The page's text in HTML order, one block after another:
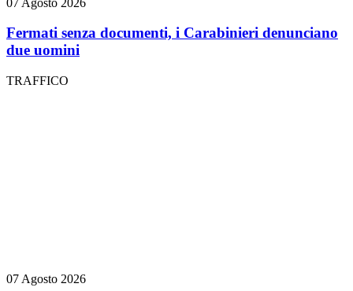
Fermati senza documenti, i Carabinieri denunciano
due uomini
TRAFFICO
07 Agosto 2026